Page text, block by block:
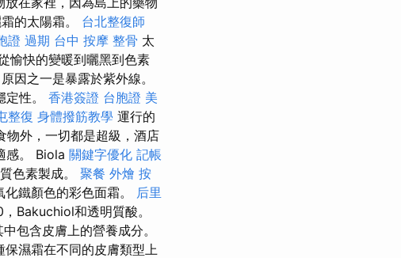
的太陽霜。 台北整復師
證 過期 台中 按摩 整骨 太
愉快的變暖到曬黑到色素
因之一是暴露於紫外線。
性。 香港簽證 台胞證 美
整復 身體撥筋教學 運行的
物外，一切都是超級，酒店
感。 Biola 關鍵字優化 記帳
色素製成。 聚餐 外燴 按
鐵顏色的彩色面霜。
后里
Bakuchiol和透明質酸。
包含皮膚上的營養成分。
保濕霜在不同的皮膚類型上